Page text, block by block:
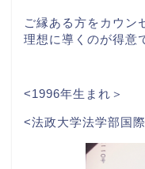
ご縁ある方をカウン
理想に導くのが得意
<1996年生まれ＞
<法政大学法学部国